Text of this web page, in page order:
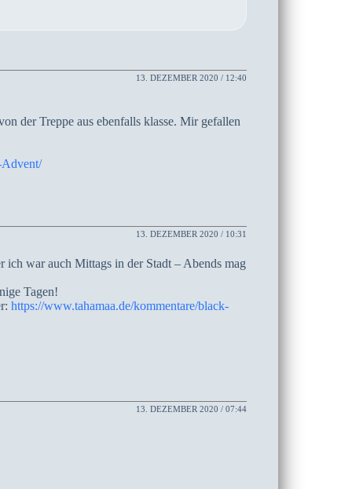
13. DEZEMBER 2020 / 12:40
der Treppe aus ebenfalls klasse. Mir gefallen
13. DEZEMBER 2020 / 10:31
ich war auch Mittags in der Stadt – Abends mag
Tagen!
https://www.tahamaa.de/kommentare/black-
13. DEZEMBER 2020 / 07:44